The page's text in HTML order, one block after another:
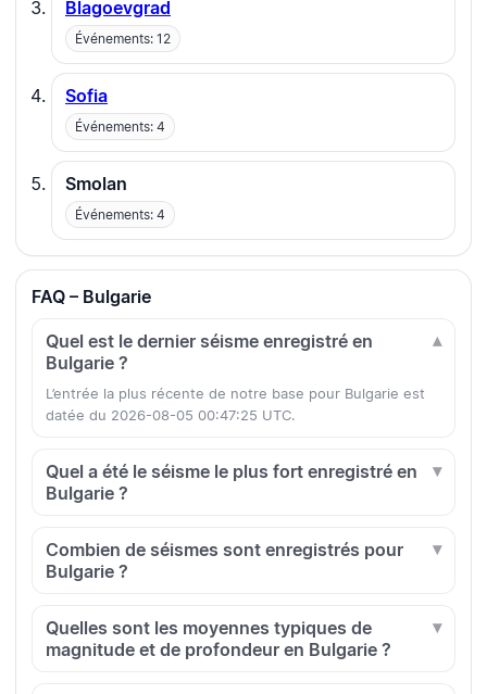
Blagoevgrad
Événements: 12
Sofia
Événements: 4
Smolan
Événements: 4
FAQ – Bulgarie
Quel est le dernier séisme enregistré en
Bulgarie ?
L’entrée la plus récente de notre base pour Bulgarie est
datée du 2026-08-05 00:47:25 UTC.
Quel a été le séisme le plus fort enregistré en
Bulgarie ?
Combien de séismes sont enregistrés pour
Bulgarie ?
Quelles sont les moyennes typiques de
magnitude et de profondeur en Bulgarie ?